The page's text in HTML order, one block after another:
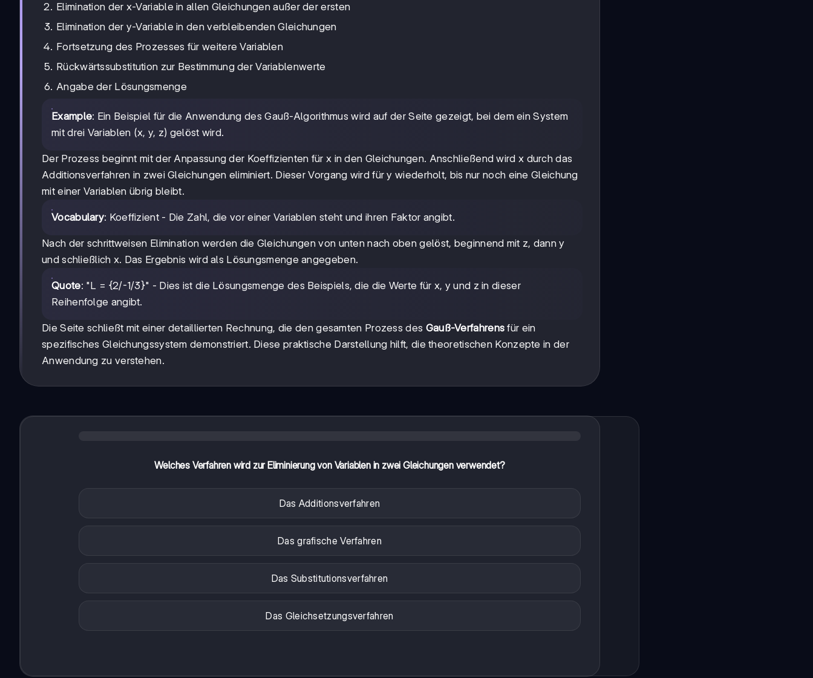
Elimination der x-Variable in allen Gleichungen außer der ersten
Elimination der y-Variable in den verbleibenden Gleichungen
Fortsetzung des Prozesses für weitere Variablen
Rückwärtssubstitution zur Bestimmung der Variablenwerte
Angabe der Lösungsmenge
Example: Ein Beispiel für die Anwendung des Gauß-Algorithmus wird auf der Seite gezeigt, bei dem ein System
mit drei Variablen (x, y, z) gelöst wird.
Der Prozess beginnt mit der Anpassung der Koeffizienten für x in den Gleichungen. Anschließend wird x durch das
Additionsverfahren in zwei Gleichungen eliminiert. Dieser Vorgang wird für y wiederholt, bis nur noch eine Gleichung
mit einer Variablen übrig bleibt.
Vocabulary: Koeffizient - Die Zahl, die vor einer Variablen steht und ihren Faktor angibt.
Nach der schrittweisen Elimination werden die Gleichungen von unten nach oben gelöst, beginnend mit z, dann y
und schließlich x. Das Ergebnis wird als Lösungsmenge angegeben.
Quote: "L = {2/-1/3}" - Dies ist die Lösungsmenge des Beispiels, die die Werte für x, y und z in dieser
Reihenfolge angibt.
Die Seite schließt mit einer detaillierten Rechnung, die den gesamten Prozess des Gauß-Verfahrens für ein
spezifisches Gleichungssystem demonstriert. Diese praktische Darstellung hilft, die theoretischen Konzepte in der
Anwendung zu verstehen.
Welches Verfahren wird zur Eliminierung von Variablen in zwei Gleichungen verwendet?
Das Additionsverfahren
Das grafische Verfahren
Das Substitutionsverfahren
Das Gleichsetzungsverfahren